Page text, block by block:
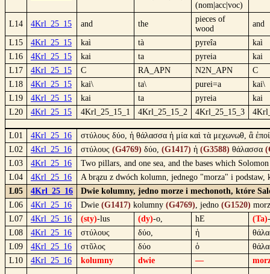
(nom|acc|voc)
L14 4Krl_25_15 and the
pieces of
wood
and
L15 4Krl_25_15 kaì tà pyreîa
kaì
L16
4Krl_25_15 kai ta pyreia
kai
L17
4Krl_25_15 C RA_APN N2N_APN
C
L18
4Krl_25_15 kai\ ta\ purei=a
kai\
L19
4Krl_25_15 kai ta pyreia
kai
L20
4Krl_25_15 4Krl_25_15_1 4Krl_25_15_2 4Krl_25_15_3
L01 4Krl_25_16
στύλους δύο, ἡ θάλασσα ἡ μία καὶ τὰ μεχωνωθ, ἃ
L02
4Krl_25_16 στύλους (G4769) δύο, (G1417) ἡ (G3588) θάλασσα
L03
4Krl_25_16
Two pillars, and one sea, and the bases which
L04
4Krl_25_16
A brązu z dwóch kolumn, jednego "morza" i
L05
4Krl_25_16
Dwie kolumny, jedno morze i mechonoth, które
L06
4Krl_25_16 Dwie (G1417) kolumny (G4769), jedno (G1520)
L07
4Krl_25_16 (sty)-lus (dy)-o, hE (Ta)
L08
4Krl_25_16 στύλους δύο, ἡ
L09
4Krl_25_16 στῦλος δύο ὁ
L10
4Krl_25_16 kolumny dwie —